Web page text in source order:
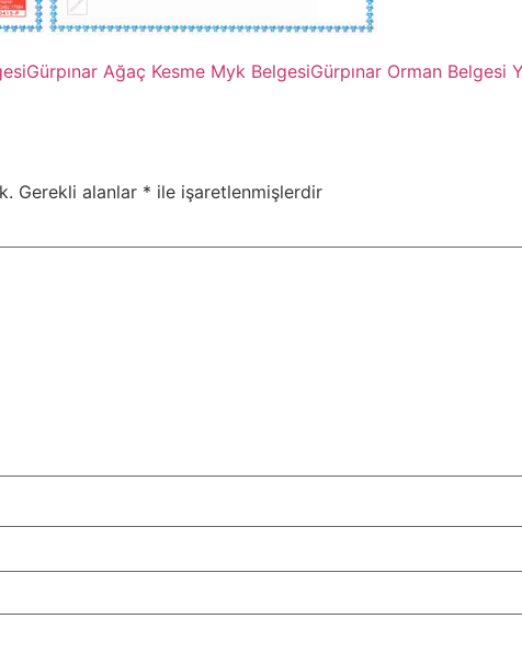
Gürpınar Ağaç Kesme Myk BelgesiGürpınar Orman Belgesi
Gerekli alanlar * ile işaretlenmişlerdir